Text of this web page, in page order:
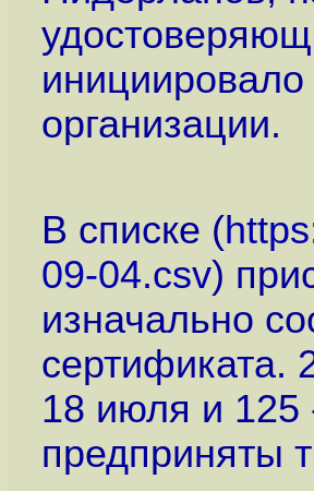
организации.
В списке (
09-04.csv)
изначально
сертификата.
18 июля и 125
предприняты